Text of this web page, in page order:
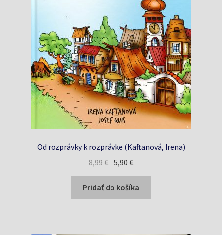
Od rozprávky k rozprávke (Kaftanová, Irena)
8,99€ Pôvodná
bola:
8,99 €.
5,90€Aktuálna
je:
5,90 €.
Pridať do košíka